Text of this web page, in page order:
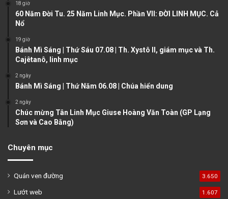
18 giờ
60 Năm Đời Tu. 25 Năm Linh Mục. Phần VII: ĐỜI LINH MỤC. Cả
Nổ
19 giờ
Bánh Mì Sáng | Thứ Sáu 07.08 | Th. Xystô II, giám mục và Th.
Cajêtanô, linh mục
2 ngày
Bánh Mì Sáng | Thứ Năm 06.08 | Chúa hiển dung
2 ngày
Chúc mừng Tân Linh Mục Giuse Hoàng Văn Toàn (GP Lạng
Sơn và Cao Bằng)
Chuyên mục
Quán ven đường 3.650
Lướt web 1.607